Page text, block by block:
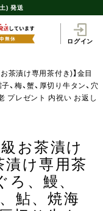
) 発送
ログイン
茶漬け専用茶付き)】金目
、梅、蟹、厚切り牛タン、穴
老 プレゼント 内祝い お返し
お茶漬け
け専用茶
ろ、鰻、
鮎、焼海